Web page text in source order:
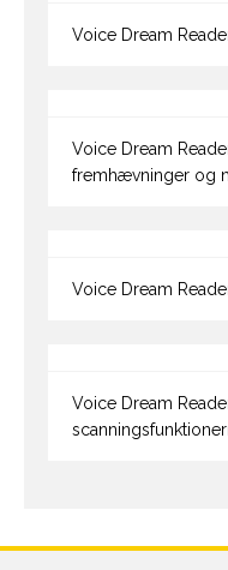
Voice Dream
Voice Dream
fremhævninger og
Voice Dream
Voice Dream